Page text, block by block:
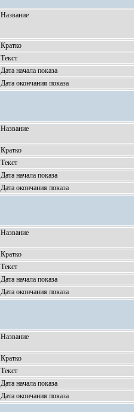
Название
Кратко
Текст
Дата начала показа
Дата окончания показа
Название
Кратко
Текст
Дата начала показа
Дата окончания показа
Название
Кратко
Текст
Дата начала показа
Дата окончания показа
Название
Кратко
Текст
Дата начала показа
Дата окончания показа